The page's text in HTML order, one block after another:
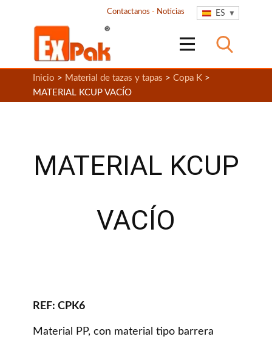
ES
Contactanos - Noticias
Inicio > Material de tazas y tapas > Copa K >
MATERIAL KCUP VACÍO
MATERIAL KCUP
VACÍO
REF: CPK6
Material PP, con material tipo barrera